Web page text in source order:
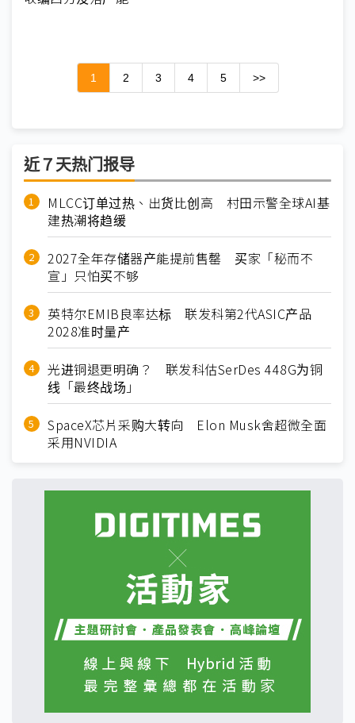
1 2 3 4 5 >>
近７天热门报导
MLCC订单过热、出货比创高 村田示警全球AI基
建热潮将趋缓
2027全年存储器产能提前售罄 买家「秘而不
宣」只怕买不够
英特尔EMIB良率达标 联发科第2代ASIC产品
2028准时量产
光进铜退更明确？ 联发科估SerDes 448G为铜
线「最终战场」
SpaceX芯片采购大转向 Elon Musk舍超微全面
采用NVIDIA